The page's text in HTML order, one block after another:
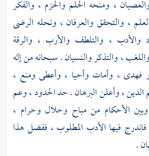
، ومنحه الحلم والحزم ، والفكر
، والتحقق والعرفان ، ونحله الرضى
والأدب ، والتلطف والأرب ، والرقة
، والتذكر والنسيان . سبحانه من إله
، وأمات وأحيا ، وأعطى ومنع ،
، وأعلن البرهان . حد الحدود ، وعم
الأحكام من مباح وحلال وحرام ،
فيها الأدب المطلوب ، ففضل هذا
.